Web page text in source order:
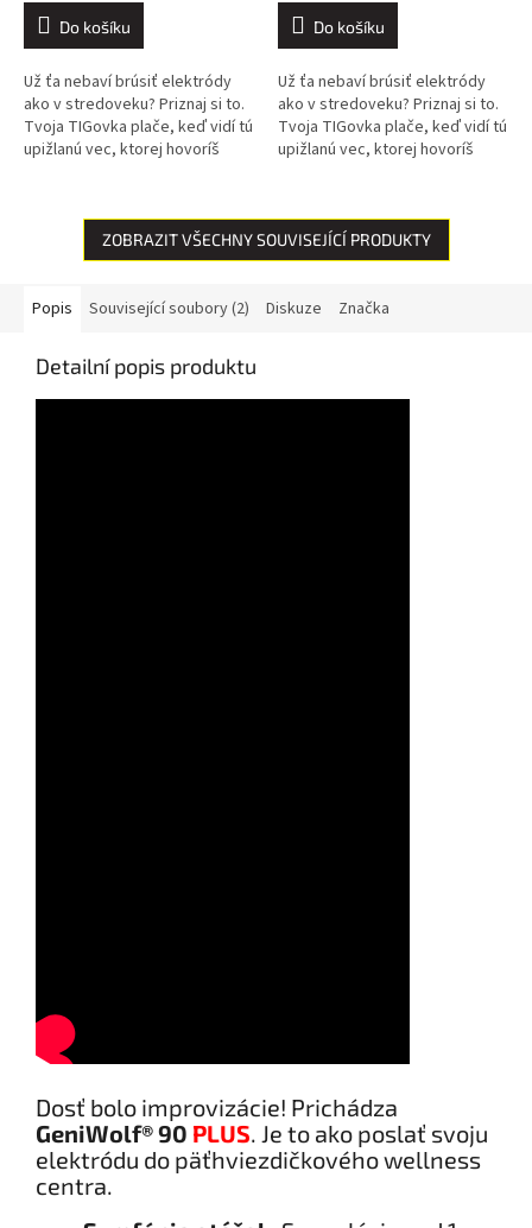
Do košíku
Už ťa nebaví brúsiť elektródy
ako v stredoveku? Priznaj si to.
Tvoja TIGovka plače, keď vidí tú
upižlanú vec, ktorej hovoríš
Do košíku
Už ťa nebaví brúsiť elektródy
ako v stredoveku? Priznaj si to.
Tvoja TIGovka plače, keď vidí tú
upižlanú vec, ktorej hovoríš
ZOBRAZIT VŠECHNY SOUVISEJÍCÍ PRODUKTY
Popis Související soubory (2) Diskuze Značka
Detailní popis produktu
Dosť bolo improvizácie! Prichádza
GeniWolf® 90 PLUS. Je to ako poslať svoju
elektródu do päťhviezdičkového wellness
centra.